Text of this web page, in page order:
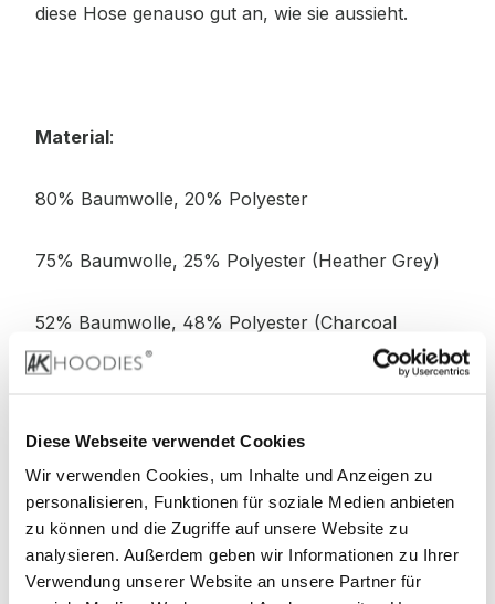
Diese Webseite verwendet Cookies
Wir verwenden Cookies, um Inhalte und Anzeigen zu
personalisieren, Funktionen für soziale Medien anbieten
zu können und die Zugriffe auf unsere Website zu
analysieren. Außerdem geben wir Informationen zu Ihrer
Verwendung unserer Website an unsere Partner für
diese Hose genauso gut an, wie sie aussieht.
Material:
80% Baumwolle, 20% Polyester
75% Baumwolle, 25% Polyester (Heather Grey)
52% Baumwolle, 48% Polyester (Charcoal
Heather)
Stoffgewicht: 280 g/m²
Zertifizierungen:
Vegan, BSCI, WRAPfaire Arbeitsbedingungen,